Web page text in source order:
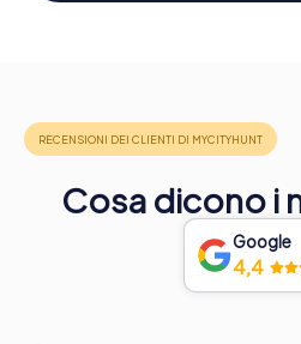
Cosa dicono i
Google
4,4